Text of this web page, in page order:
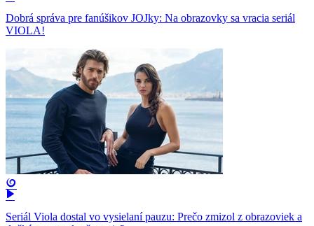
Dobrá správa pre fanúšikov JOJky: Na obrazovky sa vracia seriál
VIOLA!
Seriál Viola dostal vo vysielaní pauzu: Prečo zmizol z obrazoviek a